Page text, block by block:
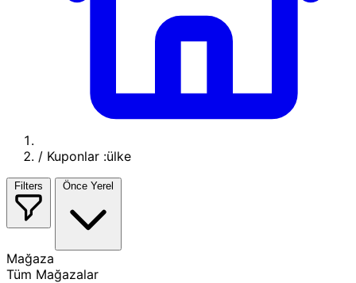
/ Kuponlar :ülke
Filters Önce Yerel
Mağaza
Tüm Mağazalar